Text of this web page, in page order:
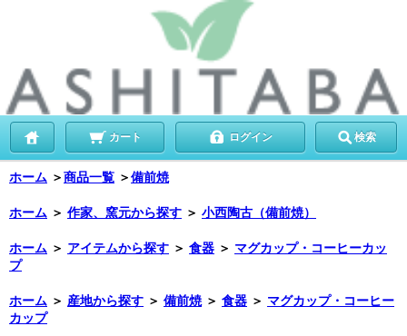
カート ログイン 検索
ホーム ＞商品一覧 ＞備前焼
ホーム ＞ 作家、窯元から探す ＞ 小西陶古（備前焼）
ホーム ＞ アイテムから探す ＞ 食器 ＞ マグカップ・コーヒーカッ
プ
ホーム ＞ 産地から探す ＞ 備前焼 ＞ 食器 ＞ マグカップ・コーヒー
カップ